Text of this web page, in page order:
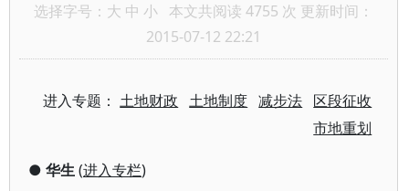
选择字号： 大 中 小 本文共阅读 4755 次 更新时间：
2015-07-12 22:21
进入专题：土地财政 土地制度 减步法 区段征收
市地重划
● 华生(进入专栏)